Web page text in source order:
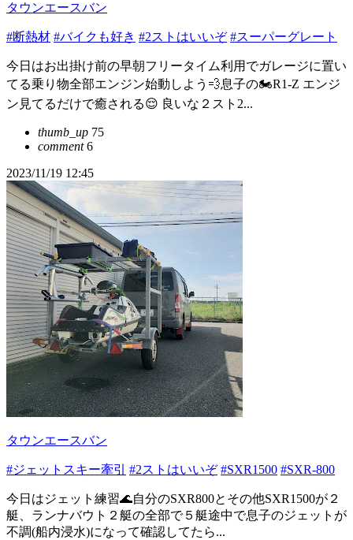
タウンエースバン
#断熱材 #バイクも好き #2ストはいいぞ #スーパーグレート
今日はお出掛け前の早朝フリータイム利用でガレージに置い
てる乗り物全部エンジン始動しよう💨息子の🏍️R1-Z エンジ
ン見てるだけで癒される😌 良いな２スト2...
thumb_up 75
comment6
2023/11/19 12:45
タウンエースバン
#ジェットスキー牽引 #2ストはいいぞ #SXR1500 #SXR-800
今日はジェット練習🌊自分のSXR800とその他SXR1500が２
艇、ランナバウト２艇の全部で５艇途中で息子のジェットが
不調(船内浸水)になって確認してたら...